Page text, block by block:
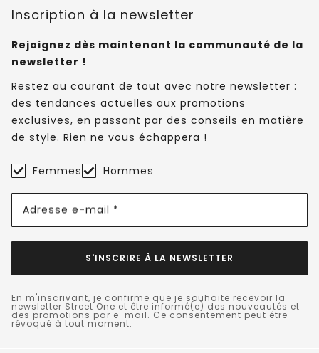
Inscription à la newsletter
Rejoignez dès maintenant la communauté de la
newsletter !
Restez au courant de tout avec notre newsletter :
des tendances actuelles aux promotions
exclusives, en passant par des conseils en matière
de style. Rien ne vous échappera !
Femmes Hommes
Adresse e-mail *
S'INSCRIRE À LA NEWSLETTER
En m'inscrivant, je confirme que je souhaite recevoir la
newsletter Street One et être informé(e) des nouveautés et
des promotions par e-mail. Ce consentement peut être
révoqué à tout moment.